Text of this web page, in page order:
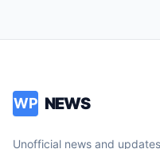
WP NEWS
Unofficial news and